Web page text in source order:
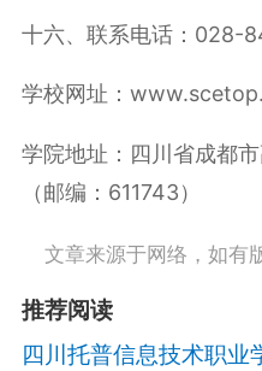
十六、联系电话：028-
学校网址：
学院地址：四川省成都
（邮编：611743）
文章来源于网络，如有
推荐阅读
四川托普信息技术职